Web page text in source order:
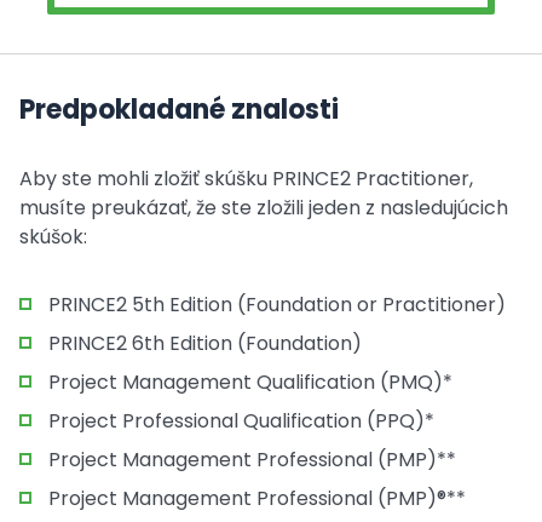
Predpokladané znalosti
Aby ste mohli zložiť skúšku PRINCE2 Practitioner,
musíte preukázať, že ste zložili jeden z nasledujúcich
skúšok:
PRINCE2 5th Edition (Foundation or Practitioner)
PRINCE2 6th Edition (Foundation)
Project Management Qualification (PMQ)*
Project Professional Qualification (PPQ)*
Project Management Professional (PMP)**
Project Management Professional (PMP)®**